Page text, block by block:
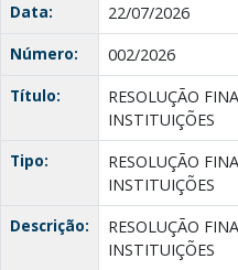
Data:
22/07/2026
Número:
002/2026
Título:
RESOLUÇÃO
INSTITUIÇÕES
Tipo:
RESOLUÇÃO
INSTITUIÇÕES
Descrição:
RESOLUÇÃO
INSTITUIÇÕES